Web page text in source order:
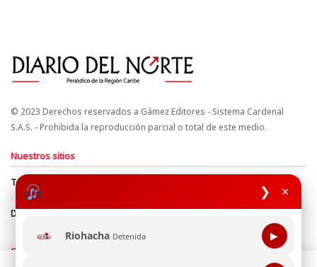
❯ ×
Riohacha Detenida ▶
© 2023 Derechos reservados a Gámez Editores - Sistema Cardenal
S.A.S. - Prohibida la reproducción parcial o total de este medio.
Nuestros sitios
Términos y Condiciones
Derechos de Autor y Propiedad Intelectual
Política de uso de cookies
Política de Tratamiento de Datos
Directrices Editoriales
Síguenos